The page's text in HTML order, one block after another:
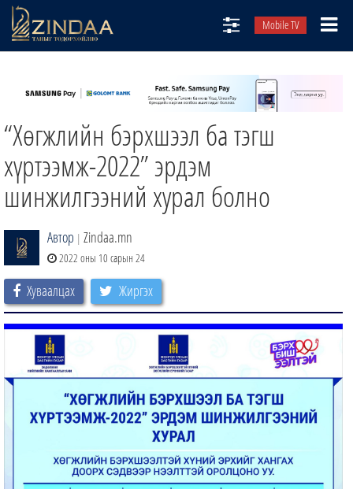
Mobile TV
ТВ8
ӨГЛӨӨНИЙ СОНИН
ЗИНДАА СЭТГҮҮЛ
“Хөгжлийн бэрхшээл ба тэгш
хүртээмж-2022” эрдэм
шинжилгээний хурал болно
Автор | Zindaa.mn
2022 оны 10 сарын 24
Хуваалцах Жиргэх